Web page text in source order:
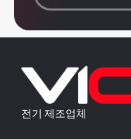
전기 제조업체